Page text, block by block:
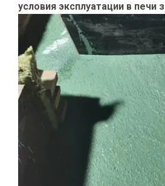
условия эксплуатации в печи